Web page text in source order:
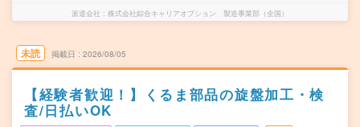
派遣会社 株式会社綜合キャリアオプション 製造事業部（全国）
未読 掲載日 2026/08/05
【経験者歓迎！】くるま部品の旋盤加工・検
査/日払いOK